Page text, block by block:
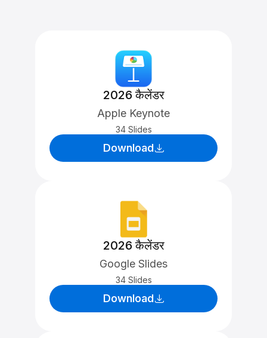
2026 कैलेंडर
Apple Keynote
34 Slides
Download
2026 कैलेंडर
Google Slides
34 Slides
Download